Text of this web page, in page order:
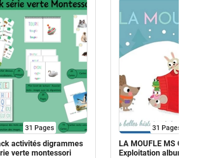
31 Pages
activités digrammes
verte montessori
31 Pages
LA MOUFLE MS GS
Exploitation album